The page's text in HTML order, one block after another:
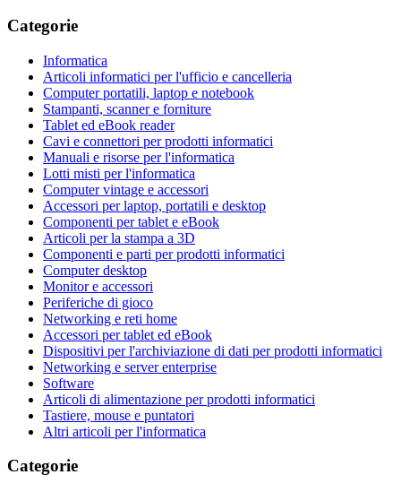
Categorie
Informatica
Articoli informatici per l'ufficio e cancelleria
Computer portatili, laptop e notebook
Stampanti, scanner e forniture
Tablet ed eBook reader
Cavi e connettori per prodotti informatici
Manuali e risorse per l'informatica
Lotti misti per l'informatica
Computer vintage e accessori
Accessori per laptop, portatili e desktop
Componenti per tablet e eBook
Articoli per la stampa a 3D
Componenti e parti per prodotti informatici
Computer desktop
Monitor e accessori
Periferiche di gioco
Networking e reti home
Accessori per tablet ed eBook
Dispositivi per l'archiviazione di dati per prodotti informatici
Networking e server enterprise
Software
Articoli di alimentazione per prodotti informatici
Tastiere, mouse e puntatori
Altri articoli per l'informatica
Categorie